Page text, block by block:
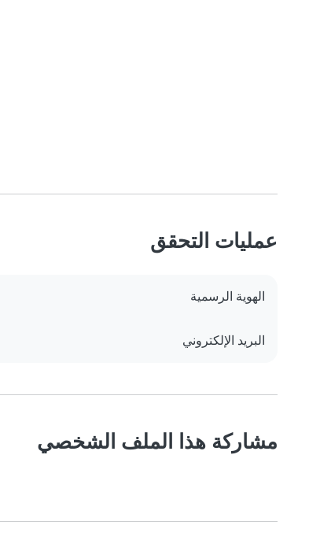
عمليات التحقق
الهوية الرسمية
البريد الإلكتروني
مشاركة هذا الملف الشخصي